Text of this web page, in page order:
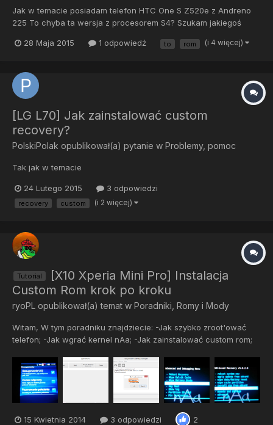
Jak w temacie posiadam telefon HTC One S Z520e z Andreno
225 To chyba ta wersja z procesorem S4? Szukam jakiegoś
moim aktualnym 4.1.1 (stock). I nie będą występować problemy z
oryginaln...
28 Maja 2015 1 odpowiedź to rom (i 4 więcej)
[LG L70] Jak zainstalować custom
recovery?
PolskiPolak opublikował(a) pytanie w Problemy, pomoc
Tak jak w temacie
24 Lutego 2015 3 odpowiedzi
recovery custom (i 2 więcej)
Tutorial
[X10 Xperia Mini Pro] Instalacja
Custom Rom krok po kroku
ryoPL opublikował(a) temat w Poradniki, Romy i Mody
Witam, W tym poradniku znajdziecie: -Jak szybko zroot'ować
telefon; -Jak wgrać kernel nAa; -Jak zainstalować custom rom;
2.1.1.A.0.6 -Kabel USB, najlepiej oryginalny -Karta SD co najmniej
1gb -Flashtool - do pobrania stąd: http://www.flas...
15 Kwietnia 2014 3 odpowiedzi 2